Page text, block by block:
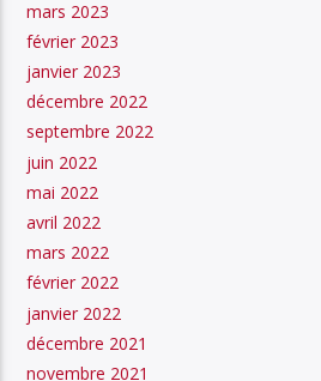
mars 2023
février 2023
janvier 2023
décembre 2022
septembre 2022
juin 2022
mai 2022
avril 2022
mars 2022
février 2022
janvier 2022
décembre 2021
novembre 2021